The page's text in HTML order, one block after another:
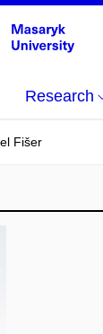
Research
Fišer